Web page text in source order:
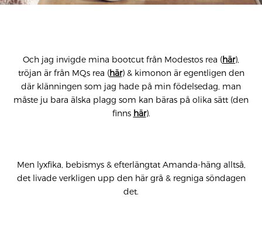
Och jag invigde mina bootcut från Modestos rea (här),
tröjan är från MQs rea (här) & kimonon är egentligen den
där klänningen som jag hade på min födelsedag, man
måste ju bara älska plagg som kan bäras på olika sätt (den
finns här).
Men lyxfika, bebismys & efterlängtat Amanda-häng alltså,
det livade verkligen upp den här grå & regniga söndagen
det.